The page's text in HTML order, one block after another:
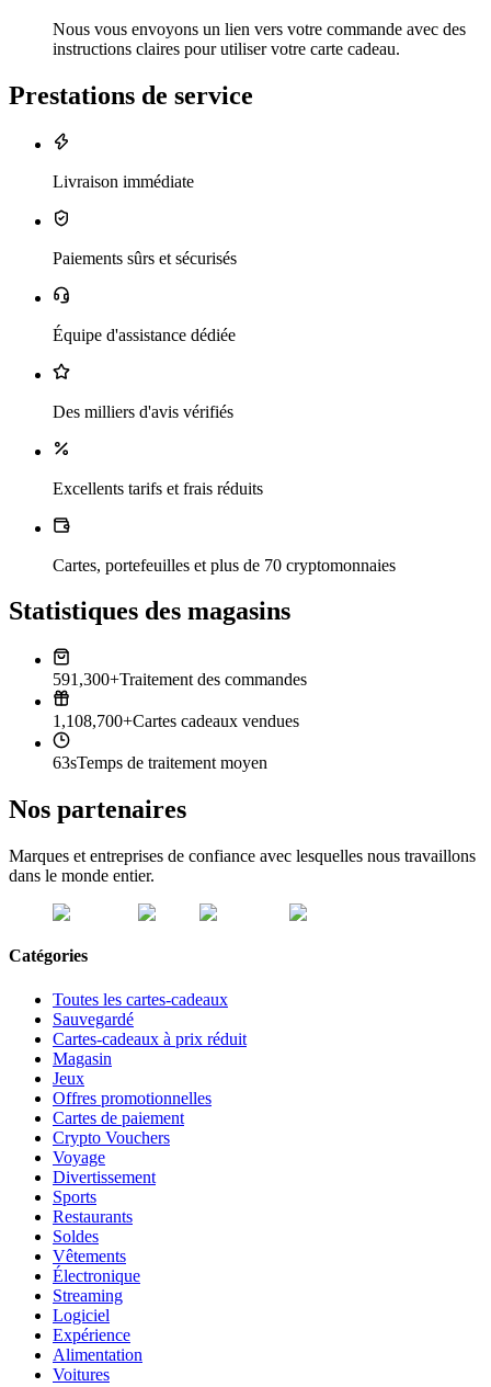
Nous vous envoyons un lien vers votre commande avec des
instructions claires pour utiliser votre carte cadeau.
Prestations de service
Livraison immédiate
Paiements sûrs et sécurisés
Équipe d'assistance dédiée
Des milliers d'avis vérifiés
Excellents tarifs et frais réduits
Cartes, portefeuilles et plus de 70 cryptomonnaies
Statistiques des magasins
591,300+Traitement des commandes
1,108,700+Cartes cadeaux vendues
63sTemps de traitement moyen
Nos partenaires
Marques et entreprises de confiance avec lesquelles nous travaillons
dans le monde entier.
Catégories
Toutes les cartes-cadeaux
Sauvegardé
Cartes-cadeaux à prix réduit
Magasin
Jeux
Offres promotionnelles
Cartes de paiement
Crypto Vouchers
Voyage
Divertissement
Sports
Restaurants
Soldes
Vêtements
Électronique
Streaming
Logiciel
Expérience
Alimentation
Voitures